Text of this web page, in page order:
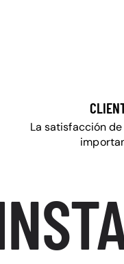
La satisfacción